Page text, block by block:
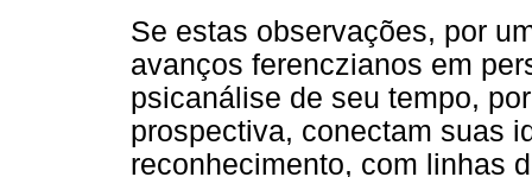
Se estas observações, por
avanços ferenczianos em
psicanálise de seu tempo,
prospectiva, conectam suas
reconhecimento, com linhas